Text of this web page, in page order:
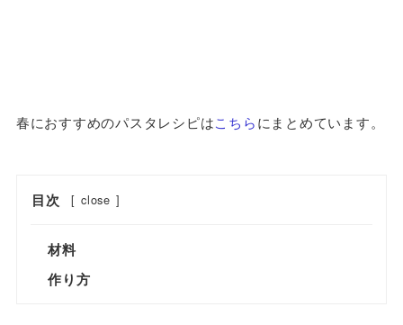
春におすすめのパスタレシピはこちらにまとめています。
目次 [ close ]
材料
作り方